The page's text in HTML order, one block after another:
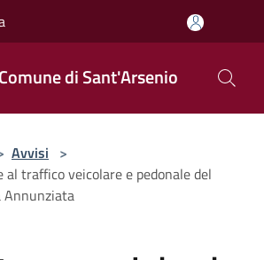
Comune di Sant'Arsenio
Avvisi >
al traffico veicolare e pedonale del